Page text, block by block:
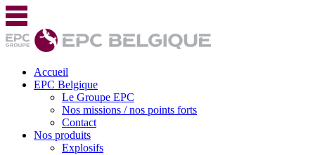
Accueil
EPC Belgique
Le Groupe EPC
Nos missions / nos points forts
Contact
Nos produits
Explosifs